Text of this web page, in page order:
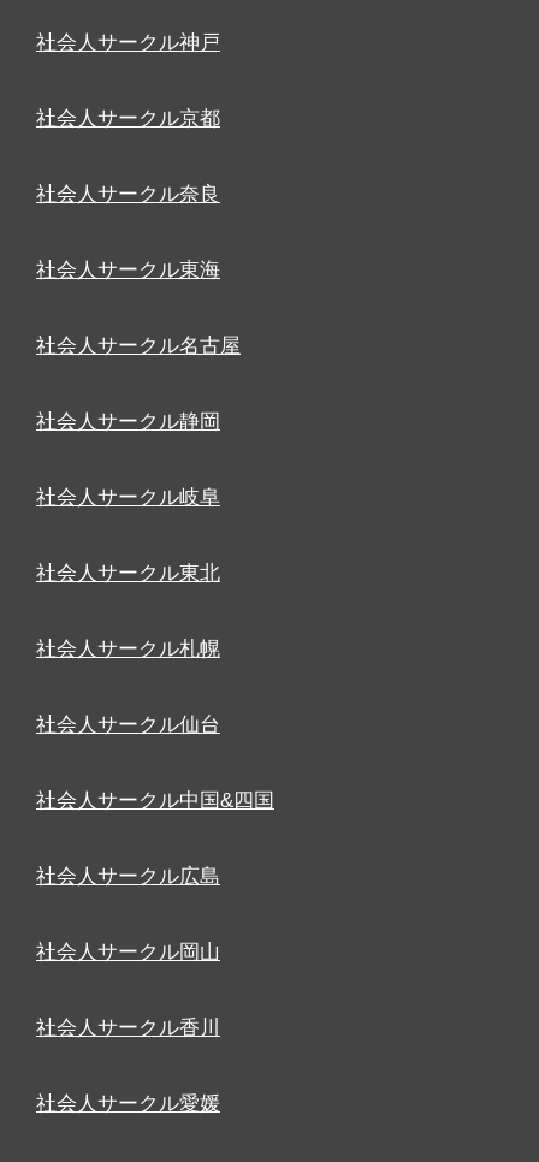
社会人サークル神戸
社会人サークル京都
社会人サークル奈良
社会人サークル東海
社会人サークル名古屋
社会人サークル静岡
社会人サークル岐阜
社会人サークル東北
社会人サークル札幌
社会人サークル仙台
社会人サークル中国&四国
社会人サークル広島
社会人サークル岡山
社会人サークル香川
社会人サークル愛媛